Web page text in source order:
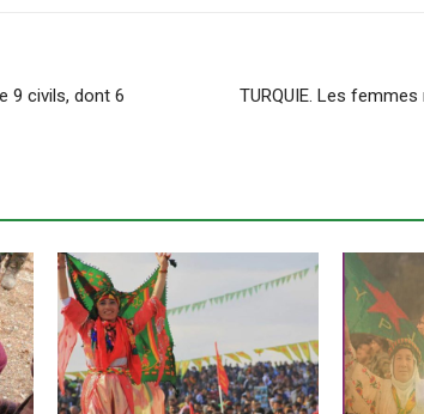
9 civils, dont 6
TURQUIE. Les